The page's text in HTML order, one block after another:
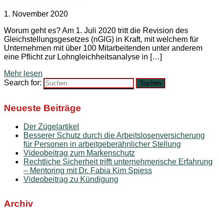
1. November 2020
Worum geht es? Am 1. Juli 2020 tritt die Revision des
Gleichstellungsgesetzes (nGlG) in Kraft, mit welchem für
Unternehmen mit über 100 Mitarbeitenden unter anderem
eine Pflicht zur Lohngleichheitsanalyse in […]
Mehr lesen
Search for:
Suchen
Neueste Beiträge
Der Zügelartikel
Besserer Schutz durch die Arbeitslosenversicherung
für Personen in arbeitgeberähnlicher Stellung
Videobeitrag zum Markenschutz
Rechtliche Sicherheit trifft unternehmerische Erfahrung
– Mentoring mit Dr. Fabia Kim Spiess
Videobeitrag zu Kündigung
Archiv